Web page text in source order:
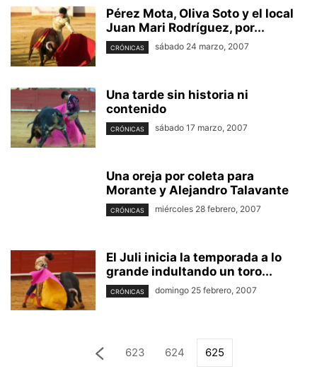
Pérez Mota, Oliva Soto y el local
Juan Mari Rodríguez, por...
CRÓNICAS sábado 24 marzo, 2007
Una tarde sin historia ni
contenido
CRÓNICAS sábado 17 marzo, 2007
Una oreja por coleta para
Morante y Alejandro Talavante
CRÓNICAS miércoles 28 febrero, 2007
El Juli inicia la temporada a lo
grande indultando un toro...
CRÓNICAS domingo 25 febrero, 2007
623 624 625